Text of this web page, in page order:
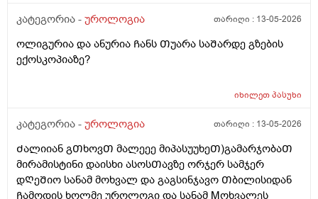
კატეგორია - უროლოგია თარიღი : 13-05-2026
ოლიგურია და ანურია Ჩანს Თუარა საᲨარდე გზების
ექოსკოპიაზე?
იხილეთპასუხი
კატეგორია - უროლოგია თარიღი : 13-05-2026
Ძალიიან გᲗხოვᲗ მალეეე მიპასუუხეᲗ)გამარჯობაᲗ
მირამისტინი დაისხი ასოსᲗავზე ორჯერ სამჯერ
დᲦეᲨიო სანამ მოხვალ და გაგსინჯავო Თბილისიდან
Ჩამოდის ხოლმე უროლოგი და სანამ Mოხვალეს